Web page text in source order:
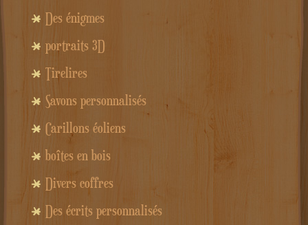
Des énigmes
portraits 3D
Tirelires
Savons personnalisés
Carillons éoliens
boîtes en bois
Divers coffres
Des écrits personnalisés